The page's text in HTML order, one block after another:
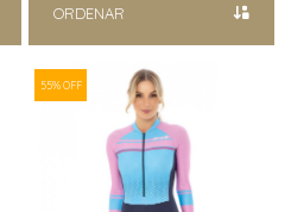
ORDENAR
55% OFF